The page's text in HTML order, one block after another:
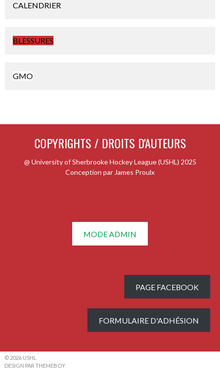
CALENDRIER
BLESSURES
GMO
COPYRIGHTS / DROITS D'AUTEURS
@ University of Sherbrooke Hockey League (USHL) 2025
Conception par James Proulx
MODE ADMIN
PAGE FACEBOOK
FORMULAIRE D'ADHÉSION
© 2026 USHL
DESIGN PAR THEMEBOY